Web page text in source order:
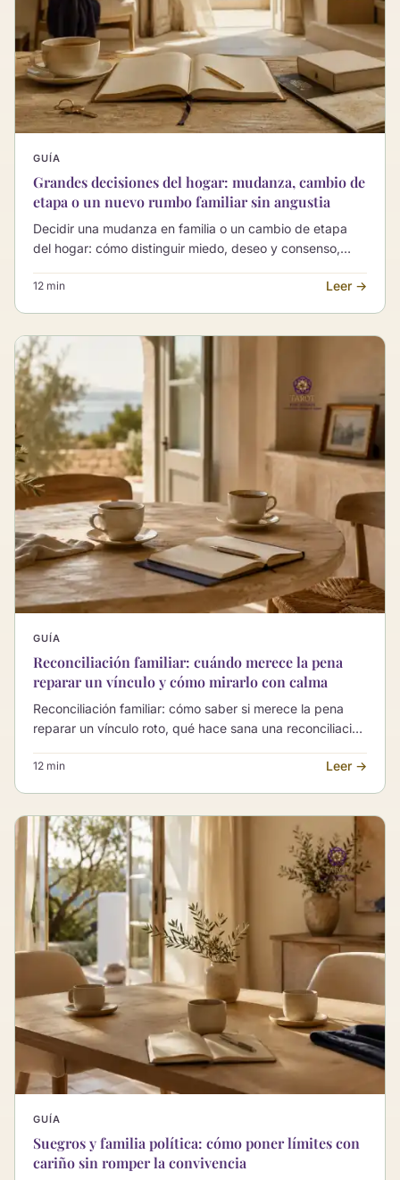
GUÍA
Grandes decisiones del hogar: mudanza, cambio de
etapa o un nuevo rumbo familiar sin angustia
Decidir una mudanza en familia o un cambio de etapa
del hogar: cómo distinguir miedo, deseo y consenso,
cuando la decisión afecta a toda la casa.
12 min Leer →
GUÍA
Reconciliación familiar: cuándo merece la pena
reparar un vínculo y cómo mirarlo con calma
Reconciliación familiar: cómo saber si merece la pena
reparar un vínculo roto, qué hace sana una reconciliación
volver a herirte.
12 min Leer →
GUÍA
Suegros y familia política: cómo poner límites con
cariño sin romper la convivencia